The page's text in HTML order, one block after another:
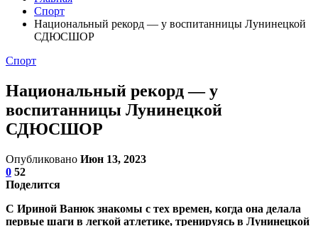
Спорт
Национальный рекорд — у воспитанницы Лунинецкой
СДЮСШОР
Спорт
Национальный рекорд — у
воспитанницы Лунинецкой
СДЮСШОР
Опубликовано Июн 13, 2023
0 52
Поделится
С Ириной Ванюк знакомы с тех времен, когда она делала
первые шаги в легкой атлетике, тренируясь в Лунинецкой